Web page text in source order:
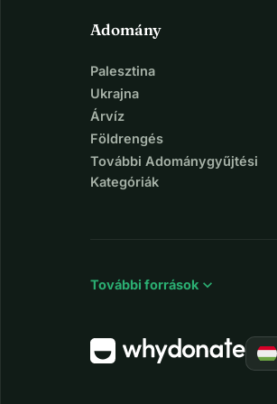
Adomány
Palesztina
Ukrajna
Árvíz
Földrengés
További Adománygyűjtési
Kategóriák
További források expand_more